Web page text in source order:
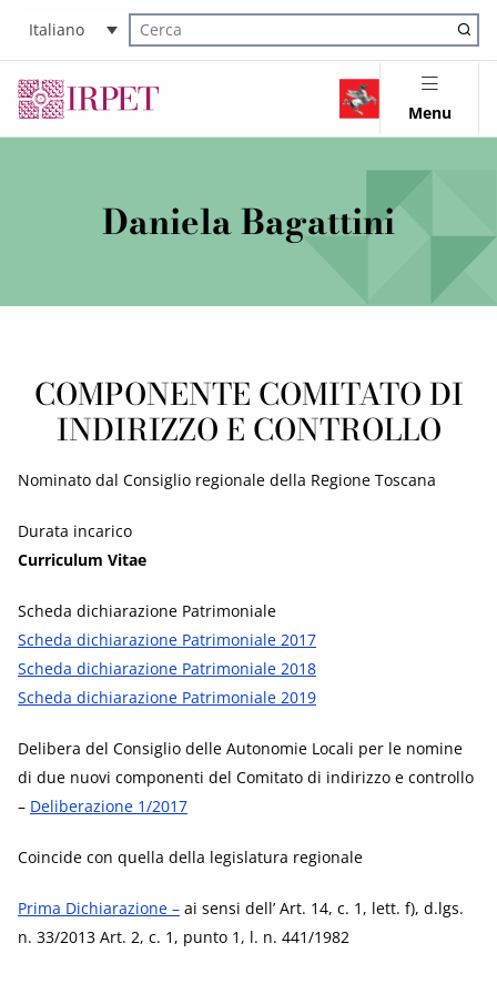
Italiano
Cerca nel sito
Menu
Daniela Bagattini
COMPONENTE COMITATO DI
INDIRIZZO E CONTROLLO
Nominato dal Consiglio regionale della Regione Toscana
Durata incarico
Curriculum Vitae
Scheda dichiarazione Patrimoniale
Scheda dichiarazione Patrimoniale 2017
Scheda dichiarazione Patrimoniale 2018
Scheda dichiarazione Patrimoniale 2019
Delibera del Consiglio delle Autonomie Locali per le nomine
di due nuovi componenti del Comitato di indirizzo e controllo
– Deliberazione 1/2017
Coincide con quella della legislatura regionale
Prima Dichiarazione – ai sensi dell’ Art. 14, c. 1, lett. f), d.lgs.
n. 33/2013 Art. 2, c. 1, punto 1, l. n. 441/1982